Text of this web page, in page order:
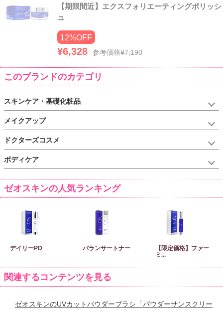
【期限間近】エクスフォリエーティングポリッシ
ュ
12%OFF
¥6,328 参考価格¥7,190
このブランドのカテゴリ
スキンケア・基礎化粧品
メイクアップ
ドクターズコスメ
ボディケア
ゼオスキンの人気ランキング
デイリーPD バランサートナー
【限定価格】ファー
ミ...
関連するコンテンツを見る
ゼオスキンのUVカットパウダーブラシ「パウダーサンスクリー